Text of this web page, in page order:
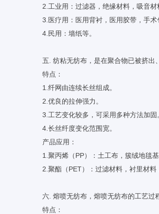
2.工业用：过滤器，绝缘材料，吸音材
3.医疗用：医用背衬，医用胶带，手术
4.民用：墙纸等。
五. 纺粘无纺布，是在聚合物已被挤出
特点：
1.纤网由连续长丝组成。
2.优良的拉伸强力。
3.工艺变化较多，可采用多种方法加固
4.长丝纤度变化范围宽。
产品应用：
1.聚丙烯（PP）：土工布，簇绒地毯
2.聚酯（PET）：过滤材料，衬里材料
六. 熔喷无纺布，熔喷无纺布的工艺过
特点：